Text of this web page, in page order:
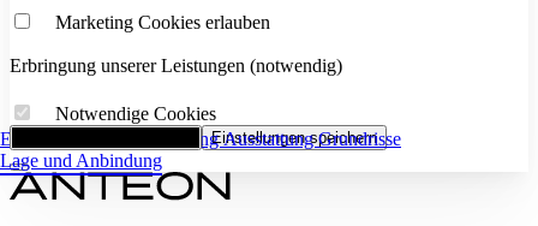
Eckdaten FlächenaufstellungAusstattungGrundrisse
Lage und Anbindung
Marketing Cookies erlauben
Erbringung unserer Leistungen (notwendig)
Notwendige Cookies
Einstellungen speichern